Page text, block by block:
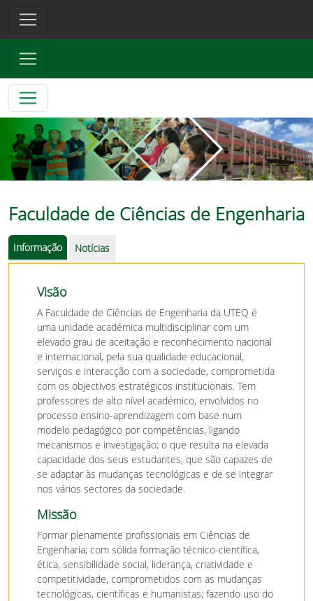
Faculdade de Ciências de Engenharia
Informação Notícias
Visão
A Faculdade de Ciências de Engenharia da UTEQ é
uma unidade académica multidisciplinar com um
elevado grau de aceitação e reconhecimento nacional
e internacional, pela sua qualidade educacional,
serviços e interacção com a sociedade, comprometida
com os objectivos estratégicos institucionais. Tem
professores de alto nível académico, envolvidos no
processo ensino-aprendizagem com base num
modelo pedagógico por competências, ligando
mecanismos e investigação; o que resulta na elevada
capacidade dos seus estudantes, que são capazes de
se adaptar às mudanças tecnológicas e de se integrar
nos vários sectores da sociedade.
Missão
Formar plenamente profissionais em Ciências de
Engenharia; com sólida formação técnico-científica,
ética, sensibilidade social, liderança, criatividade e
competitividade, comprometidos com as mudanças
tecnológicas, científicas e humanistas; fazendo uso do